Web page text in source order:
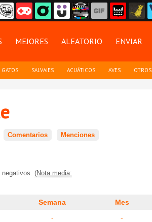
MEJORES ALEATORIO ENVIAR
GATOS SALVAJES ACUÁTICOS AVES OTROS
Comentarios
Menciones
(Nota media:
Semana Mes
- -